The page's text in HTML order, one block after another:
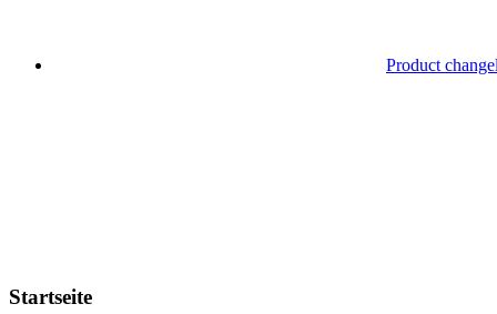
Product
Startseite